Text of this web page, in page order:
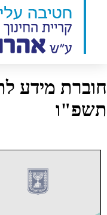
מידע